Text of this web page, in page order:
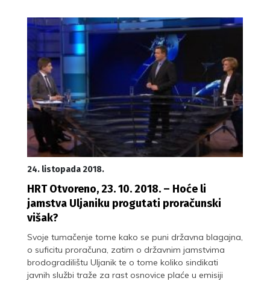
24. listopada 2018.
HRT Otvoreno, 23. 10. 2018. – Hoće li
jamstva Uljaniku progutati proračunski
višak?
Svoje tumačenje tome kako se puni državna blagajna,
o suficitu proračuna, zatim o državnim jamstvima
brodogradilištu Uljanik te o tome koliko sindikati
javnih službi traže za rast osnovice plaće u emisiji